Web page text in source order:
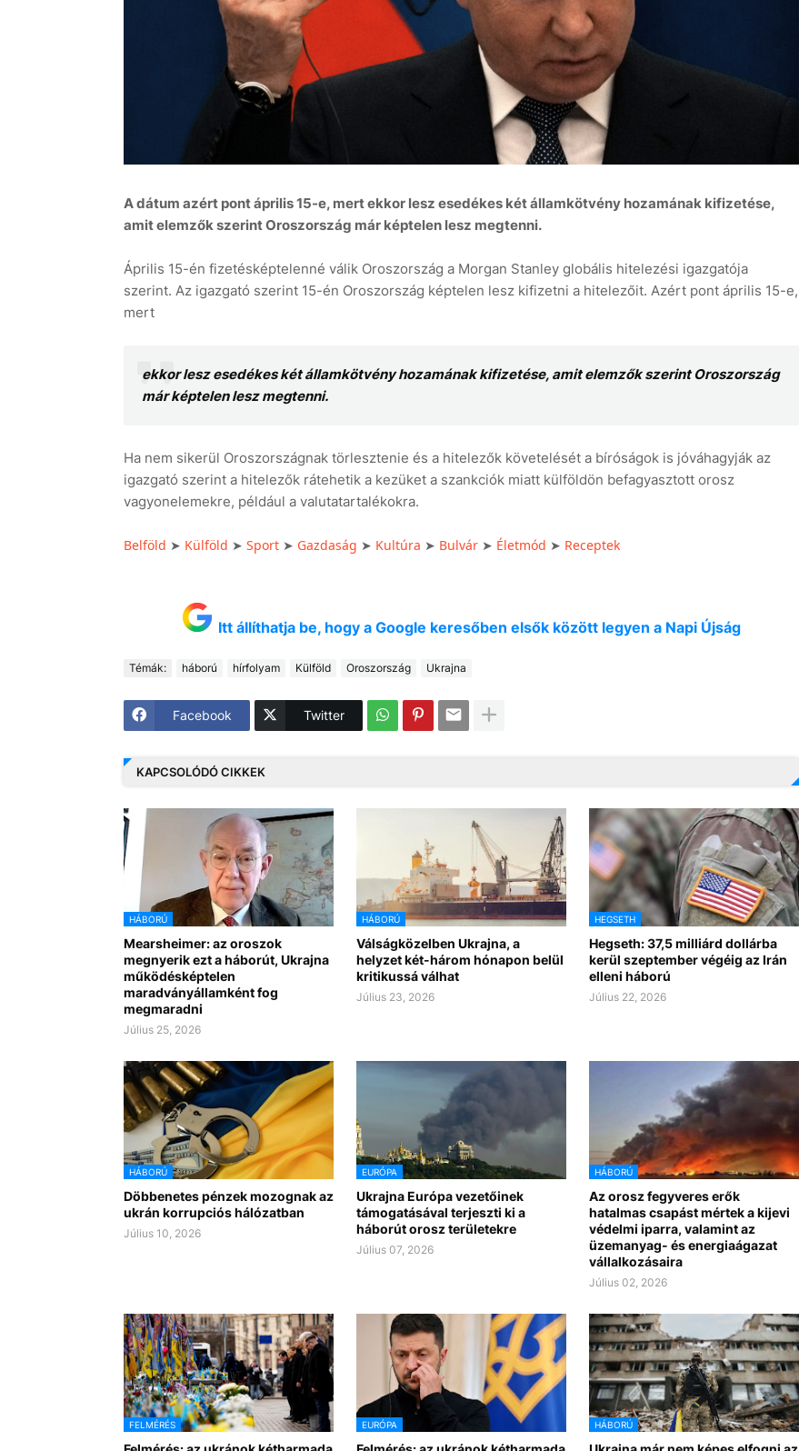
A dátum azért pont április 15-e, mert ekkor lesz esedékes két államkötvény hozamának kifizetése,
amit elemzők szerint Oroszország már képtelen lesz megtenni.
Április 15-én fizetésképtelenné válik Oroszország a Morgan Stanley globális hitelezési igazgatója
szerint. Az igazgató szerint 15-én Oroszország képtelen lesz kifizetni a hitelezőit. Azért pont április 15-e,
mert
ekkor lesz esedékes két államkötvény hozamának kifizetése, amit elemzők szerint Oroszország
már képtelen lesz megtenni.
Ha nem sikerül Oroszországnak törlesztenie és a hitelezők követelését a bíróságok is jóváhagyják az
igazgató szerint a hitelezők rátehetik a kezüket a szankciók miatt külföldön befagyasztott orosz
vagyonelemekre, például a valutatartalékokra.
Belföld ➤ Külföld ➤ Sport➤ Gazdaság ➤ Kultúra ➤ Bulvár➤ Életmód ➤ Receptek
Itt állíthatja be, hogy a Google keresőben elsők között legyen a Napi Újság
Témák: háború hírfolyam Külföld Oroszország Ukrajna
Facebook Twitter
KAPCSOLÓDÓ CIKKEK
HÁBORÚ
Mearsheimer: az oroszok
megnyerik ezt a háborút, Ukrajna
működésképtelen
maradványállamként fog
megmaradni
Július 25, 2026
HÁBORÚ
Válságközelben Ukrajna, a
helyzet két-három hónapon belül
kritikussá válhat
Július 23, 2026
HEGSETH
Hegseth: 37,5 milliárd dollárba
kerül szeptember végéig az Irán
elleni háború
Július 22, 2026
HÁBORÚ
Döbbenetes pénzek mozognak az
ukrán korrupciós hálózatban
Július 10, 2026
EURÓPA
Ukrajna Európa vezetőinek
támogatásával terjeszti ki a
háborút orosz területekre
Július 07, 2026
HÁBORÚ
Az orosz fegyveres erők
hatalmas csapást mértek a kijevi
védelmi iparra, valamint az
üzemanyag- és energiaágazat
vállalkozásaira
Július 02, 2026
FELMÉRÉS EURÓPA HÁBORÚ